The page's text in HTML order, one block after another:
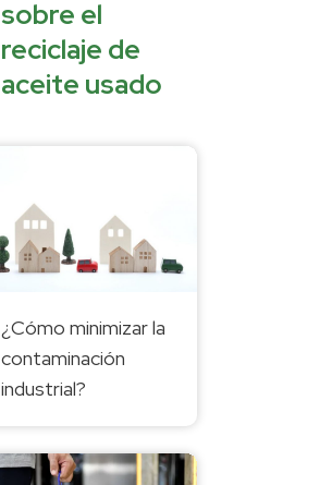
sobre el
reciclaje de
aceite usado
¿Cómo minimizar la
contaminación
industrial?